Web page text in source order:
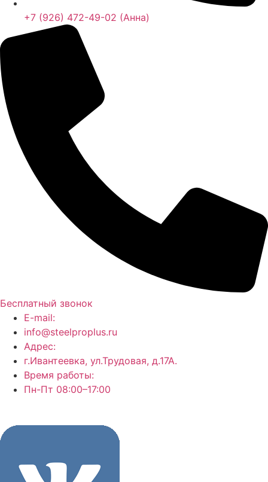
+7 (926) 472-49-02 (Анна)
Бесплатный звонок
E-mail:
info@steelproplus.ru
Адрес:
г.Ивантеевка, ул.Трудовая, д.17А.
Время работы:
Пн-Пт 08:00–17:00